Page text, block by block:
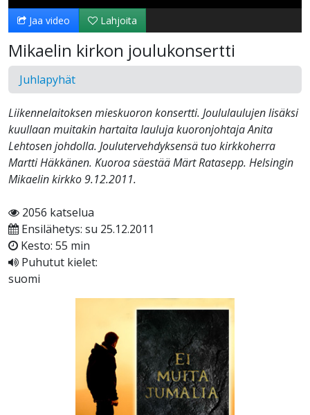
Jaa video Lahjoita
Mikaelin kirkon joulukonsertti
Juhlapyhät
Liikennelaitoksen mieskuoron konsertti. Joululaulujen lisäksi
kuullaan muitakin hartaita lauluja kuoronjohtaja Anita
Lehtosen johdolla. Joulutervehdyksensä tuo kirkkoherra
Martti Häkkänen. Kuoroa säestää Märt Ratasepp. Helsingin
Mikaelin kirkko 9.12.2011.
2056 katselua
Ensilähetys: su 25.12.2011
Kesto: 55 min
Puhutut kielet:
suomi